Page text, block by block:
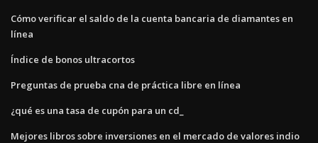
Cómo verificar el saldo de la cuenta bancaria de diamantes en
línea
Índice de bonos ultracortos
Preguntas de prueba cna de práctica libre en línea
¿qué es una tasa de cupón para un cd_
Mejores libros sobre inversiones en el mercado de valores indio